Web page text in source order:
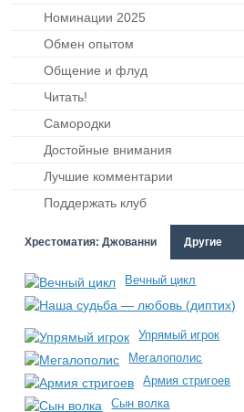
Номинации 2025
Обмен опытом
Общение и флуд
Читать!
Самородки
Достойные внимания
Лучшие комментарии
Поддержать клуб
Хрестоматия: Джованни Другие
Вечный цикл
Упрямый игрок
Мегалополис
Армия стригоев
Сын волка